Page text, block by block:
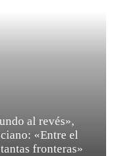
al revés»,
«Entre el
fronteras»